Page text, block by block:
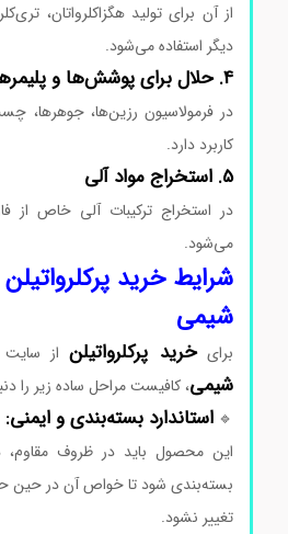
از آن برای تولید هگزاکلرواتان،
دیگر استفاده می‌شود.
در فرمولاسیون رزین‌ها، جوهرها،
کاربرد دارد.
در استخراج ترکیبات آلی خاص از فاز
می‌شود.
شرایط خرید پرکلرواتیلن از
شیمی
برایخرید پرکلرواتیلن از سایت
شیمی،کافیستمراحلسادهزیر رادنبال
استانداردبسته‌بندیوایمنی:
اینمحصولبایددر ظروفمقاوم،
بسته‌بندیشودتاخواصآندرحین
تغییرنشود.